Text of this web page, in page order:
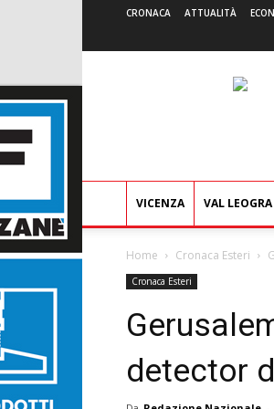
CRONACA ATTUALITÀ
VICENZA VAL LEOGRA
Home Cronaca Esteri
Cronaca Esteri
detector